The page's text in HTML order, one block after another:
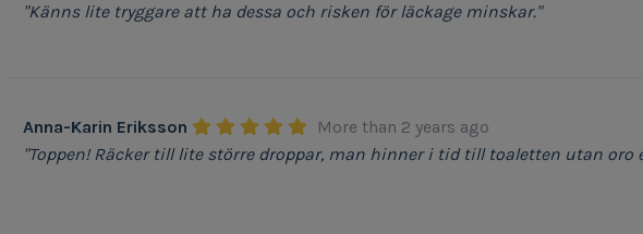
"Känns lite tryggare att ha dessa och risken för läckage minskar."
Anna-Karin Eriksson
More than 2 years ago
"Toppen! Räcker till lite större droppar, man hinner i tid till toaletten utan oro